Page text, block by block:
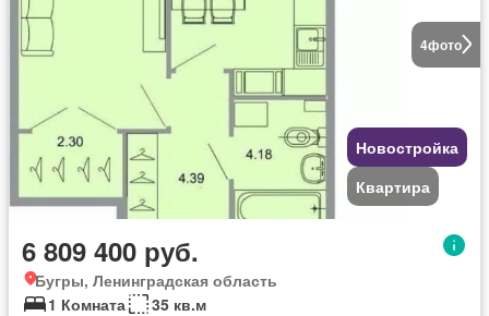
4фото
Новостройка
Квартира
6 809 400 руб.
Бугры, Ленинградская область
1 Комната
35 кв.м